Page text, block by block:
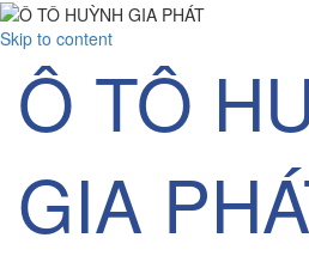
Skip to content
Ô TÔ
GIA